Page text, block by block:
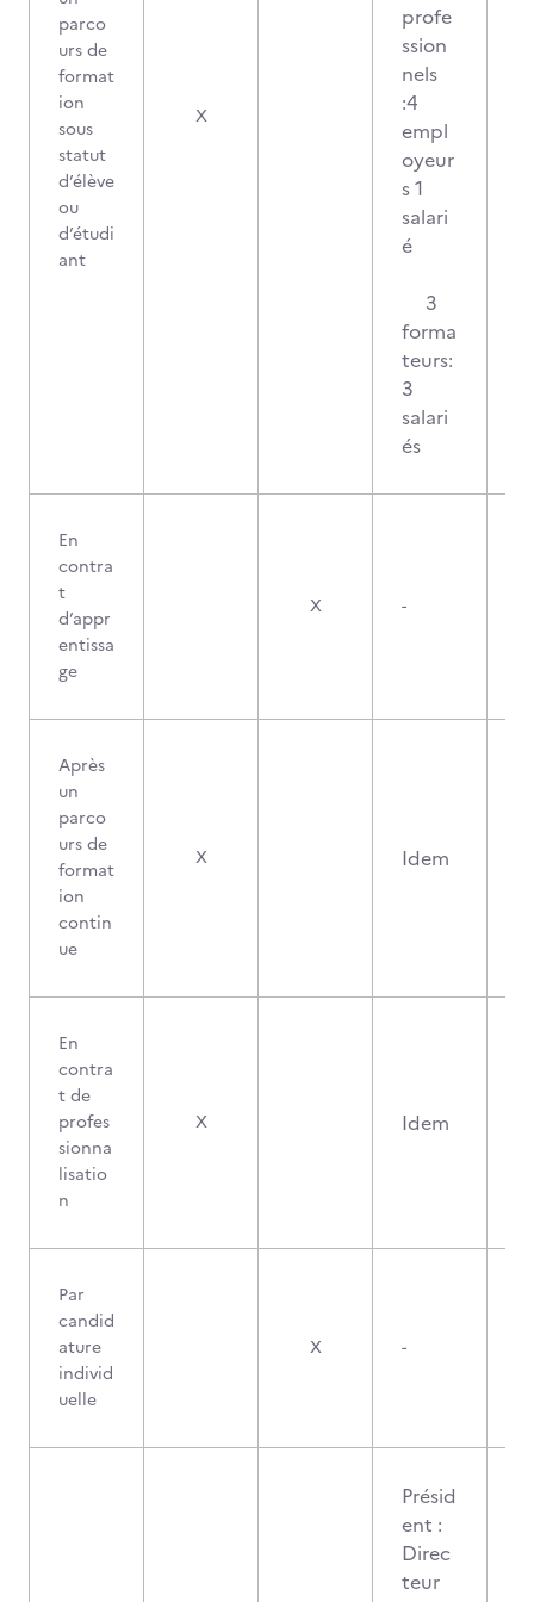
parco
urs de
format
ion
sous
statut
d’élève
ou
d’étudi
ant
X
profe
ssion
nels
:4
empl
oyeur
s 1
salari
é
3
forma
teurs:
3
salari
és
En
contra
t
d’appr
entissa
ge
X -
Après
un
parco
urs de
format
ion
contin
ue
X Idem
En
contra
t de
profes
sionna
lisatio
n
X Idem
Par
candid
ature
individ
uelle
X -
Présid
ent :
Direc
teur